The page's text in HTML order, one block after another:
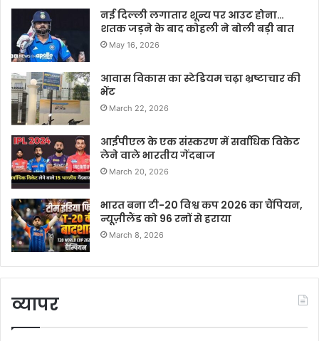
नई दिल्ली लगातार शून्य पर आउट होना…
शतक जड़ने के बाद कोहली ने बोली बड़ी बात
May 16, 2026
आवास विकास का स्टेडियम चढ़ा भ्रष्टाचार की
भेंट
March 22, 2026
आईपीएल के एक संस्करण में सर्वाधिक विकेट
लेने वाले भारतीय गेंदबाज
March 20, 2026
भारत बना टी-20 विश्व कप 2026 का चैंपियन,
न्यूज़ीलैंड को 96 रनों से हराया
March 8, 2026
व्यापर